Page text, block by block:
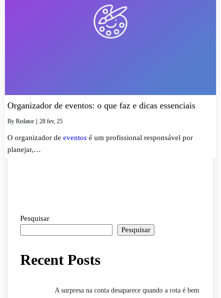
Organizador de eventos: o que faz e dicas essenciais
By Redator 28 fev, 25
O organizador de eventos é um profissional responsável por
planejar,…
Pesquisar
Pesquisar
Recent Posts
A surpresa na conta desaparece quando a rota é bem